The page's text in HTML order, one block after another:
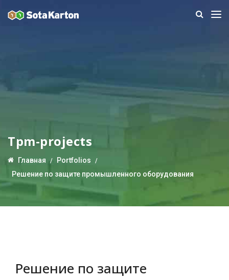
Tpm-projects
Главная
Portfolios
Решение по защите промышленного оборудования
Решение по защите